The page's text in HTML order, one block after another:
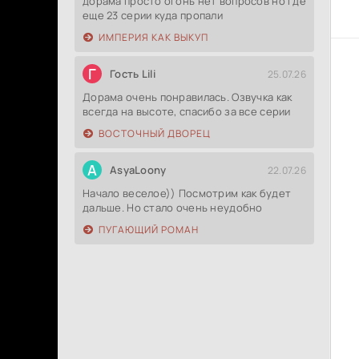
еще 23 серии куда пропали
ИМПЕРИЯ КАК ВЫКУП
Г Гость Lili 25.07.26
Дорама очень понравилась. Озвучка как
всегда на высоте, спасибо за все серии
ВОСТОЧНЫЙ ДВОРЕЦ
A AsyaLoony 22.07.26
Начало веселое)) Посмотрим как будет
дальше. Но стало очень неудобно
ПУГАЮЩИЙ РОМАН